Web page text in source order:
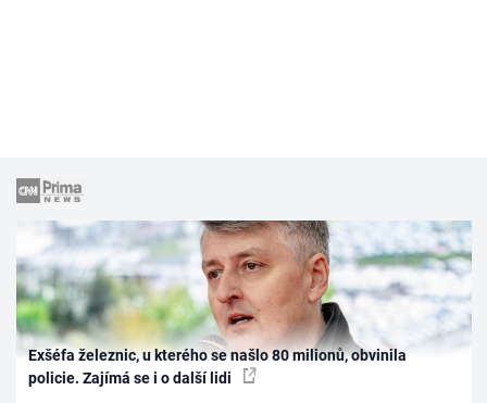
Exšéfa železnic, u kterého se našlo 80 milionů, obvinila
policie. Zajímá se i o další lidi